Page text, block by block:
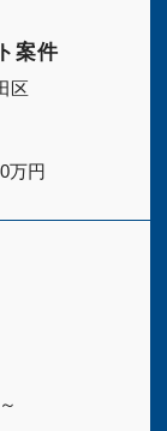
案件
区
万円